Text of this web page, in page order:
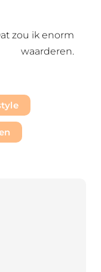
zou ik enorm
waarderen.